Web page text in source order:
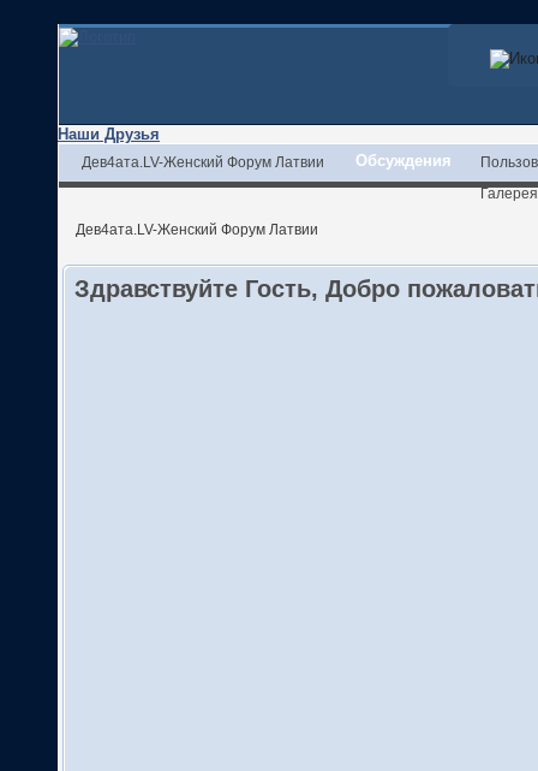
Наши Друзья
Дев4ата.LV-Женский Форум Латвии Обсуждения
Галерея
Дев4ата.LV-Женский Форум Латвии
Здравствуйте Гость, Добро